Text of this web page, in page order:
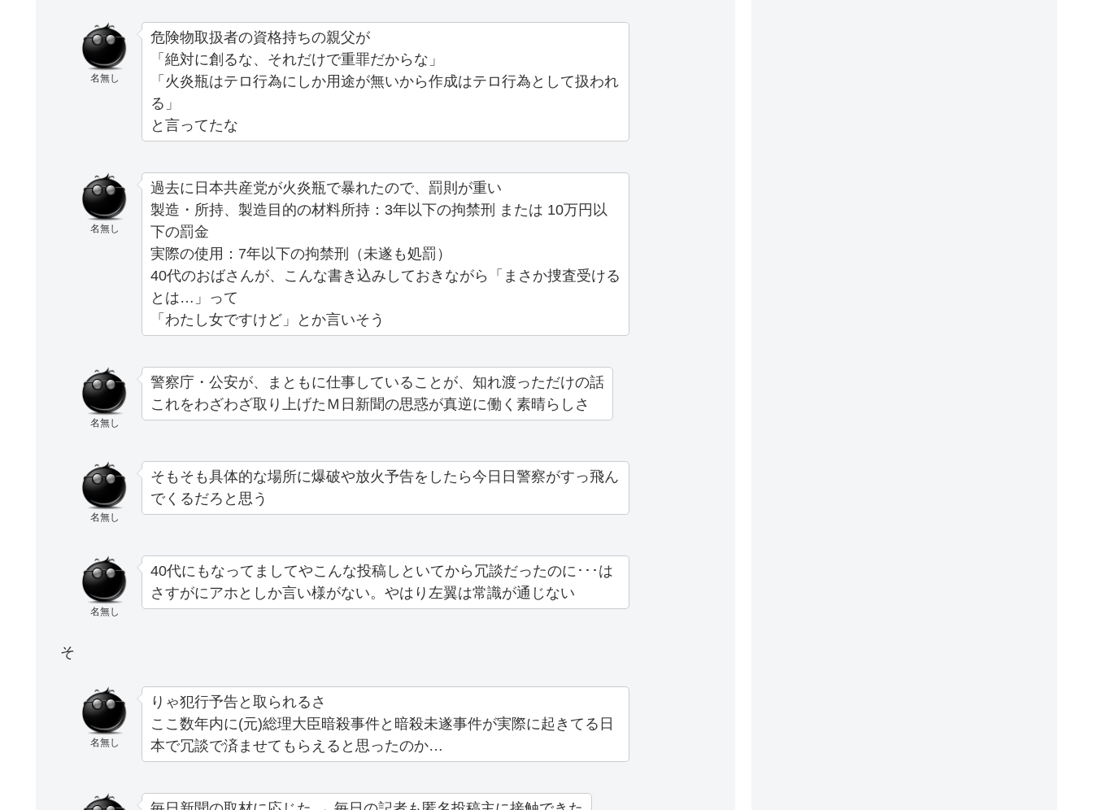
名無し
危険物取扱者の資格持ちの親父が
「絶対に創るな、それだけで重罪だからな」
「火炎瓶はテロ行為にしか用途が無いから作成はテロ行為として扱われ
る」
と言ってたな
名無し
過去に日本共産党が火炎瓶で暴れたので、罰則が重い
製造・所持、製造目的の材料所持：3年以下の拘禁刑 または 10万円以
下の罰金
実際の使用：7年以下の拘禁刑（未遂も処罰）
40代のおばさんが、こんな書き込みしておきながら「まさか捜査受ける
とは…」って
「わたし女ですけど」とか言いそう
名無し
警察庁・公安が、まともに仕事していることが、知れ渡っただけの話
これをわざわざ取り上げたＭ日新聞の思惑が真逆に働く素晴らしさ
名無し
そもそも具体的な場所に爆破や放火予告をしたら今日日警察がすっ飛ん
でくるだろと思う
名無し
40代にもなってましてやこんな投稿しといてから冗談だったのに･･･は
さすがにアホとしか言い様がない。やはり左翼は常識が通じない
そ
名無し
りゃ犯行予告と取られるさ
ここ数年内に(元)総理大臣暗殺事件と暗殺未遂事件が実際に起きてる日
本で冗談で済ませてもらえると思ったのか…